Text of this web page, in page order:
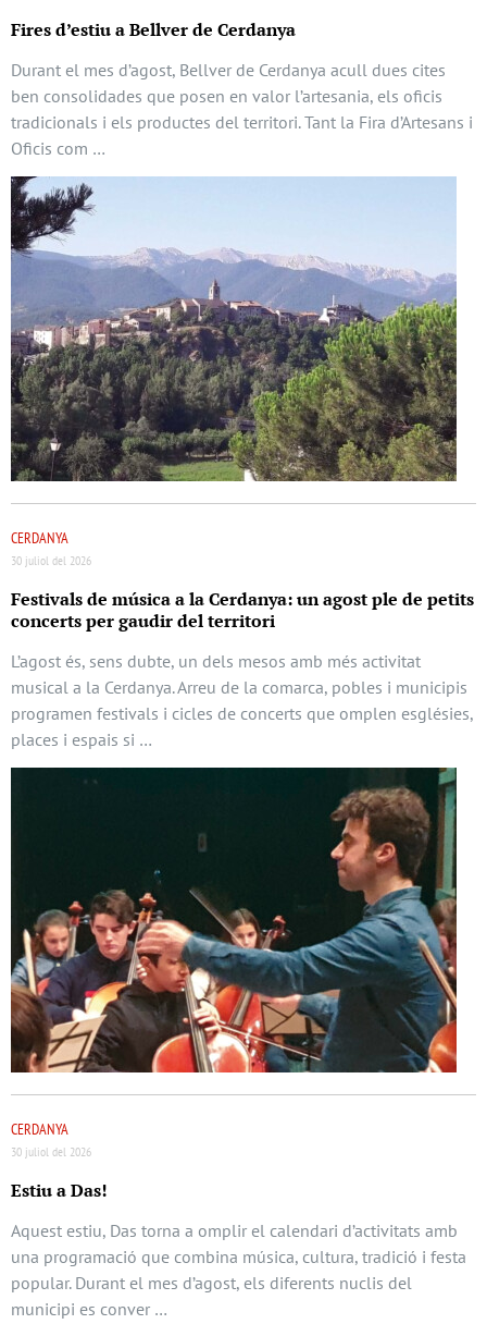
Fires d’estiu a Bellver de Cerdanya
Durant el mes d’agost, Bellver de Cerdanya acull dues cites
ben consolidades que posen en valor l’artesania, els oficis
tradicionals i els productes del territori. Tant la Fira d’Artesans i
Oficis com …
CERDANYA
30 juliol del 2026
Festivals de música a la Cerdanya: un agost ple de petits
concerts per gaudir del territori
L’agost és, sens dubte, un dels mesos amb més activitat
musical a la Cerdanya. Arreu de la comarca, pobles i municipis
programen festivals i cicles de concerts que omplen esglésies,
places i espais si …
CERDANYA
30 juliol del 2026
Estiu a Das!
Aquest estiu, Das torna a omplir el calendari d’activitats amb
una programació que combina música, cultura, tradició i festa
popular. Durant el mes d’agost, els diferents nuclis del
municipi es conver …